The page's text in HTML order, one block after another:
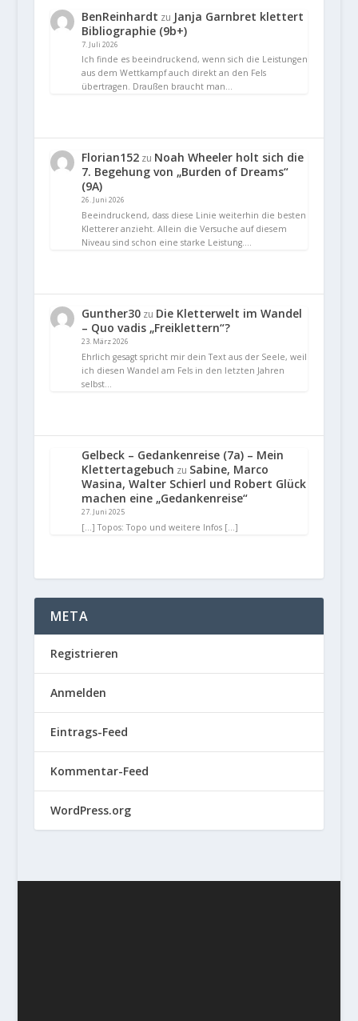
BenReinhardt zu Janja Garnbret klettert
Bibliographie (9b+)
7. Juli 2026
Ich finde es beeindruckend, wenn sich die Leistungen
aus dem Wettkampf auch direkt an den Fels
übertragen. Draußen braucht man…
Florian152zu Noah Wheeler holt sich die
7. Begehung von „Burden of Dreams“
(9A)
26. Juni 2026
Beeindruckend, dass diese Linie weiterhin die besten
Kletterer anzieht. Allein die Versuche auf diesem
Niveau sind schon eine starke Leistung.…
Gunther30zu Die Kletterwelt im Wandel
– Quo vadis „Freiklettern“?
23. März 2026
Ehrlich gesagt spricht mir dein Text aus der Seele, weil
ich diesen Wandel am Fels in den letzten Jahren
selbst…
Gelbeck – Gedankenreise (7a) – Mein
Klettertagebuch zu Sabine, Marco
Wasina, Walter Schierl und Robert Glück
machen eine „Gedankenreise“
27. Juni 2025
[…] Topos: Topo und weitere Infos […]
META
Registrieren
Anmelden
Eintrags-Feed
Kommentar-Feed
WordPress.org